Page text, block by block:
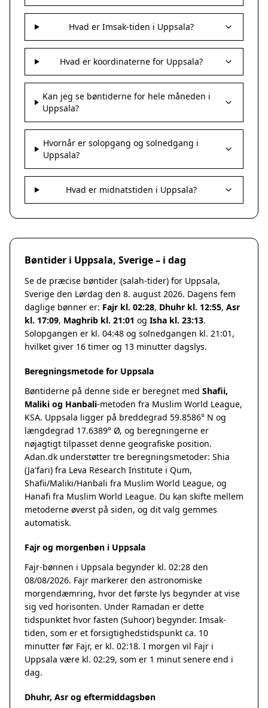
Hvad er Imsak-tiden i Uppsala?
Hvad er koordinaterne for Uppsala?
Kan jeg se bøntiderne for hele måneden i
Uppsala?
Hvornår er solopgang og solnedgang i
Uppsala?
Hvad er midnatstiden i Uppsala?
Bøntider i Uppsala, Sverige – i dag
Se de præcise bøntider (salah-tider) for Uppsala,
Sverige den Lørdag den 8. august 2026. Dagens fem
daglige bønner er: Fajr kl. 02:28, Dhuhr kl. 12:55, Asr
kl. 17:09, Maghrib kl. 21:01 og Isha kl. 23:13.
Solopgangen er kl. 04:48 og solnedgangen kl. 21:01,
hvilket giver 16 timer og 13 minutter dagslys.
Beregningsmetode for Uppsala
Bøntiderne på denne side er beregnet med Shafii,
Maliki og Hanbali-metoden fra Muslim World League,
KSA. Uppsala ligger på breddegrad 59.8586° N og
længdegrad 17.6389° Ø, og beregningerne er
nøjagtigt tilpasset denne geografiske position.
Adan.dk understøtter tre beregningsmetoder: Shia
(Ja'fari) fra Leva Research Institute i Qum,
Shafii/Maliki/Hanbali fra Muslim World League, og
Hanafi fra Muslim World League. Du kan skifte mellem
metoderne øverst på siden, og dit valg gemmes
automatisk.
Fajr og morgenbøn i Uppsala
Fajr-bønnen i Uppsala begynder kl. 02:28 den
08/08/2026. Fajr markerer den astronomiske
morgendæmring, hvor det første lys begynder at vise
sig ved horisonten. Under Ramadan er dette
tidspunktet hvor fasten (Suhoor) begynder. Imsak-
tiden, som er et forsigtighedstidspunkt ca. 10
minutter før Fajr, er kl. 02:18. I morgen vil Fajr i
Uppsala være kl. 02:29, som er 1 minut senere end i
dag.
Dhuhr, Asr og eftermiddagsbøn